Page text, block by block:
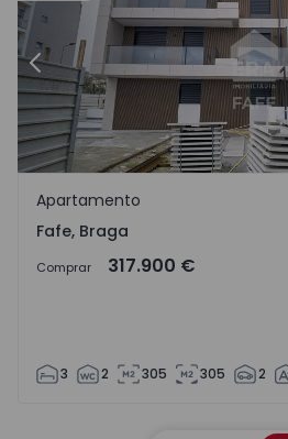
Anterior
Fafe, Braga
Apartamento
Fafe, Braga
Comprar 317.900 €
3 2 305 305 2